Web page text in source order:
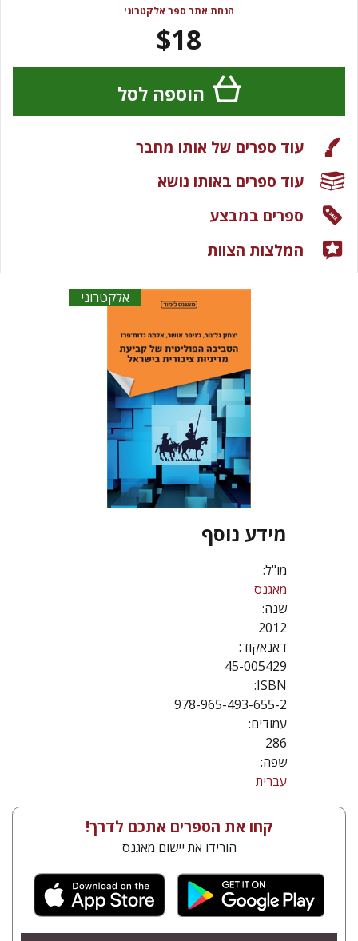
אלקטרוני
מידע נוסף
מו"ל:
מאגנס
שנה:
2012
דאנאקוד:
45-005429
ISBN:
978-965-493-655-2
עמודים:
286
שפה:
עברית
הנחת אתר ספר אלקטרוני
$18
הוספה לסל
עוד ספרים של אותו מחבר
עוד ספרים באותו נושא
ספרים במבצע
המלצות הצוות
קחו את הספרים אתכם לדרך!
הורידו את יישום מאגנס